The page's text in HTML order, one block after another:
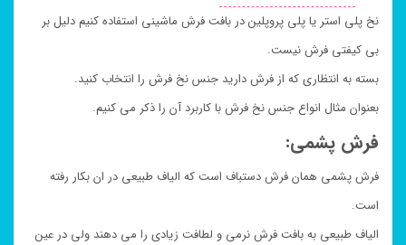
نخ پلی استر یا پلی پروپلین در بافت فرش ماشینی استفاده کنیم دلیل بر
بی کیفتی فرش نیست.
بسته به انتظاری که از فرش دارید جنس نخ فرش را انتخاب کنید.
بعنوان مثال انواع جنس نخ فرش با کاربرد آن را ذکر می کنیم.
فرش پشمی:
فرش پشمی همان فرش دستباف است که الیاف طبیعی در ان بکار رفته
است.
الیاف طبیعی به بافت فرش نرمی و لطافت زیادی را می دهند ولی در عین